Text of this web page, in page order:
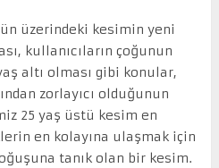
üzerindeki kesimin yeni
kullanıcıların çoğunun
altı olması gibi konular,
zorlayıcı olduğunun
25 yaş üstü kesim en
en kolayına ulaşmak için
tanık olan bir kesim.